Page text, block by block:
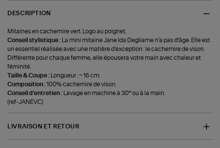
DESCRIPTION
Mitaines en cachemire vert. Logo au poignet.
Conseil stylistique :
La mini mitaine Jane Ida Degliame n’a pas d’âge. Elle est
un essentiel réalisée avec une matière d’exception : le cachemire de vison.
Différente pour chaque femme, elle épousera votre main avec chaleur et
féminité.
Taille & Coupe :
Longueur : ~ 16 cm.
Composition :100% cachemire de vison.
Conseil d'entretien :
Lavage en machine à 30° ou à la main.
(ref-JANEVC)
LIVRAISON ET RETOUR